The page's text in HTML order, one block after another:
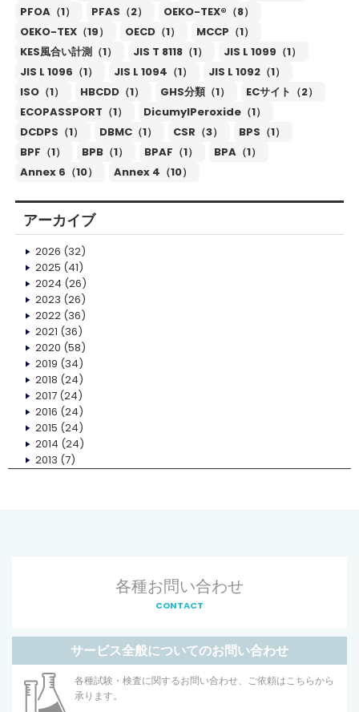
PFOA（1）
PFAS（2）
OEKO-TEX®（8）
OEKO-TEX（19）
OECD（1）
MCCP（1）
KES風合い計測（1）
JIS T 8118（1）
JIS L 1099（1）
JIS L 1096（1）
JIS L 1094（1）
JIS L 1092（1）
ISO（1）
HBCDD（1） GHS分類（1）
ECサイト（2）
ECOPASSPORT（1）
DicumylPeroxide（1）
DCDPS（1）
DBMC（1） CSR（3）
BPS（1）
BPF（1）
BPB（1） BPAF（1）
BPA（1）
Annex 6（10）
Annex 4（10）
アーカイブ
2026 (32)
2025 (41)
2024 (26)
2023 (26)
2022(36)
2021 (36)
2020 (58)
2019 (34)
2018 (24)
2017(24)
2016 (24)
2015 (24)
2014 (24)
2013 (7)
各種お問い合わせ
CONTACT
サービス全般についてのお問い合わせ
各種試験・検査に関するお問い合わせ、ご依頼はこちらから
承ります。